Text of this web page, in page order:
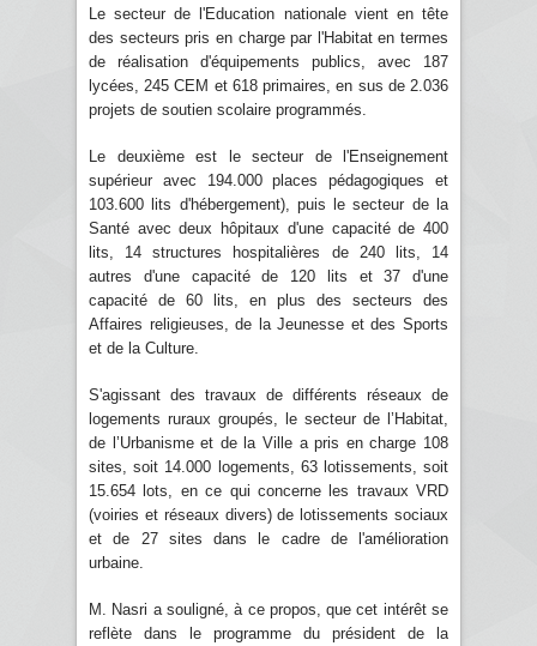
Le secteur de l'Education nationale vient en tête
des secteurs pris en charge par l'Habitat en termes
de réalisation d'équipements publics, avec 187
lycées, 245 CEM et 618 primaires, en sus de 2.036
projets de soutien scolaire programmés.
Le deuxième est le secteur de l'Enseignement
supérieur avec 194.000 places pédagogiques et
103.600 lits d'hébergement), puis le secteur de la
Santé avec deux hôpitaux d'une capacité de 400
lits, 14 structures hospitalières de 240 lits, 14
autres d'une capacité de 120 lits et 37 d'une
capacité de 60 lits, en plus des secteurs des
Affaires religieuses, de la Jeunesse et des Sports
et de la Culture.
S'agissant des travaux de différents réseaux de
logements ruraux groupés, le secteur de l’Habitat,
de l’Urbanisme et de la Ville a pris en charge 108
sites, soit 14.000 logements, 63 lotissements, soit
15.654 lots, en ce qui concerne les travaux VRD
(voiries et réseaux divers) de lotissements sociaux
et de 27 sites dans le cadre de l'amélioration
urbaine.
M. Nasri a souligné, à ce propos, que cet intérêt se
reflète dans le programme du président de la